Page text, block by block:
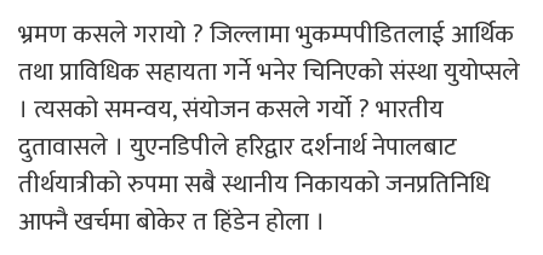
भ्रमण कसले गरायो ? जिल्लामा भुकम्पपीडितलाई आर्थिक
तथा प्राविधिक सहायता गर्ने भनेर चिनिएको संस्था युयोप्सले
। त्यसको समन्वय, संयोजन कसले गर्यो ? भारतीय
दुतावासले । युएनडिपीले हरिद्वार दर्शनार्थ नेपालबाट
तीर्थयात्रीको रुपमा सबै स्थानीय निकायको जनप्रतिनिधि
आफ्नै खर्चमा बोकेर त हिंडेन होला ।